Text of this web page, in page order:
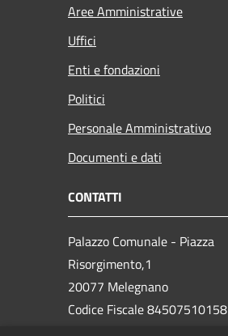
Aree Amministrative
Uffici
Enti e fondazioni
Politici
Personale Amministrativo
Documenti e dati
CONTATTI
Palazzo Comunale - Piazza
Risorgimento,1
20077 Melegnano
Codice Fiscale 84507510158